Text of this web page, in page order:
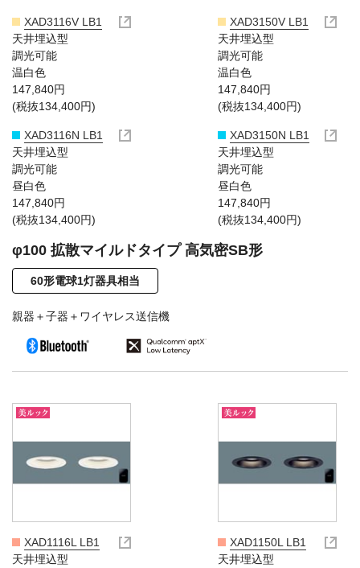
XAD3116V LB1
天井埋込型
調光可能
温白色
147,840円
(税抜134,400円)
XAD3116N LB1
天井埋込型
調光可能
昼白色
147,840円
(税抜134,400円)
XAD3150V LB1
天井埋込型
調光可能
温白色
147,840円
(税抜134,400円)
XAD3150N LB1
天井埋込型
調光可能
昼白色
147,840円
(税抜134,400円)
φ100 拡散マイルドタイプ 高気密SB形
60形電球1灯器具相当
XAD1116L LB1
天井埋込型
XAD1150L LB1
天井埋込型
親器＋子器＋ワイヤレス送信機